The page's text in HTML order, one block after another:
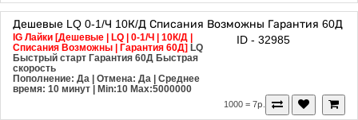
Дешевые LQ 0-1/Ч 10К/Д Списания Возможны Гарантия 60Д
IG Лайки [Дешевые | LQ | 0-1/Ч | 10К/Д |
Списания Возможны | Гарантия 60Д] LQ
Быстрый старт Гарантия 60Д Быстрая
скорость
Пополнение: Да | Отмена: Да | Среднее
время: 10 минут
| Min:10 Max:5000000
ID - 32985
1000 = 7р.